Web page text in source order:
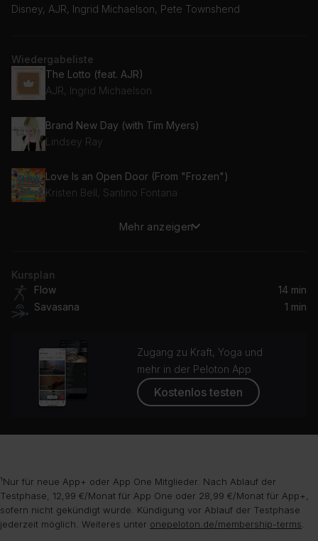
Disney, AJR, Ingrid Michaelson, Pete Townshend
Wiedergabeliste
The Lotto (feat. AJR)
AJR, Ingrid Michaelson
Brand New Day (with Tim Myers)
Lindsey Ray
Love Is an Open Door (From "Frozen")
Kristen Bell, Santino Fontana
Let My Love Open The Door
You've Got a Friend in Me
Randy Newman, Rex Orange County
Jillian Edwards, Zach Berkman
A Friend Like You
Evelina Krueger
Mehr anzeigen
Kursplan
Flow
14 min
Savasana
1 min
Zugang zu Kraft, Yoga und
mehr in der Peloton App
Kostenlos testen
¹Nur für neue App+ oder App One Mitglieder. Nach Ablauf der
Testphase, 12,99 €/Monat für App One oder 28,99 €/Monat für App+,
sofern nicht gekündigt wurde. Kündigung vor Ablauf der Testphase
jederzeit möglich. Weiteres unter onepeloton.de/membership-terms